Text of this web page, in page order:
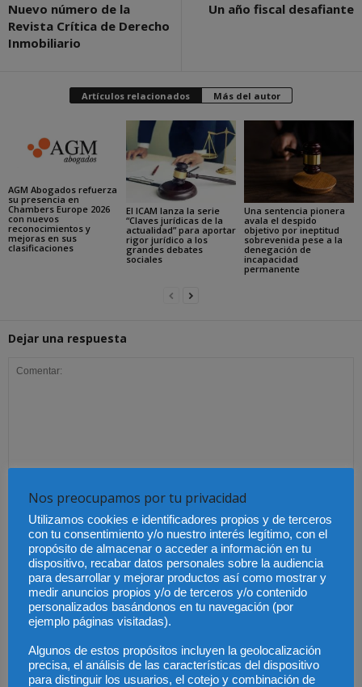
Nuevo número de la
Revista Crítica de Derecho
Inmobiliario
Un año fiscal desafiante
Artículos relacionados Más del autor
AGM Abogados refuerza
su presencia en
Chambers Europe 2026
con nuevos
reconocimientos y
mejoras en sus
clasificaciones
El ICAM lanza la serie
“Claves jurídicas de la
actualidad” para aportar
rigor jurídico a los
grandes debates
sociales
Una sentencia pionera
avala el despido
objetivo por ineptitud
sobrevenida pese a la
denegación de
incapacidad
permanente
Dejar una respuesta
Save my name, email, and website in this browser for the next time I
comment.
Nos preocupamos por tu privacidad
Utilizamos cookies e identificadores propios y de terceros
con tu consentimiento y/o nuestro interés legítimo, con el
propósito de almacenar o acceder a información en tu
dispositivo, recabar datos personales sobre la audiencia
para desarrollar y mejorar productos así como mostrar y
medir anuncios propios y/o de terceros y/o contenido
personalizados basándonos en tu navegación (por
ejemplo páginas visitadas).
Algunos de estos propósitos incluyen la geolocalización
precisa, el análisis de las características del dispositivo
para distinguir los usuarios, el cotejo y combinación de